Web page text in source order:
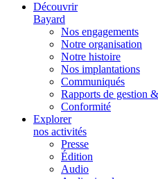
Découvrir
Bayard
Nos engagements
Notre organisation
Notre histoire
Nos implantations
Communiqués
Rapports de gestion
Conformité
Explorer
nos activités
Presse
Édition
Audio